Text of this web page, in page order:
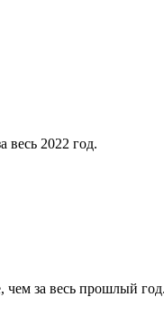
весь 2022 год.
чем за весь прошлый